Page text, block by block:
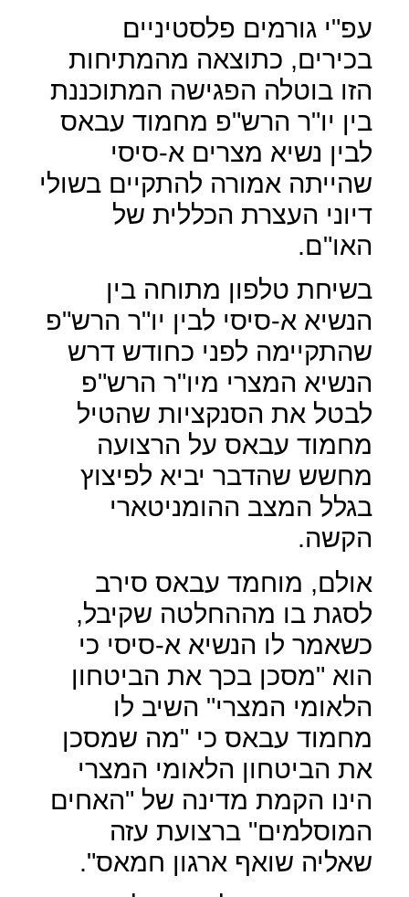
עפ"י גורמים פלסטיניים
בכירים, כתוצאה מהמתיחות
הזו בוטלה הפגישה המתוכננת
בין יו"ר הרש"פ מחמוד עבאס
לבין נשיא מצרים א-סיסי
שהייתה אמורה להתקיים בשולי
דיוני העצרת הכללית של
האו"ם.
בשיחת טלפון מתוחה בין
הנשיא א-סיסי לבין יו"ר הרש"פ
שהתקיימה לפני כחודש דרש
הנשיא המצרי מיו"ר הרש"פ
לבטל את הסנקציות שהטיל
מחמוד עבאס על הרצועה
מחשש שהדבר יביא לפיצוץ
בגלל המצב ההומניטארי
הקשה.
אולם, מוחמד עבאס סירב
לסגת בו מההחלטה שקיבל,
כשאמר לו הנשיא א-סיסי כי
הוא "מסכן בכך את הביטחון
הלאומי המצרי" השיב לו
מחמוד עבאס כי "מה שמסכן
את הביטחון הלאומי המצרי
הינו הקמת מדינה של "האחים
המוסלמים" ברצועת עזה
שאליה שואף ארגון חמאס".